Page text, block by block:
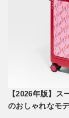
【2026年版】
のおしゃれなモ